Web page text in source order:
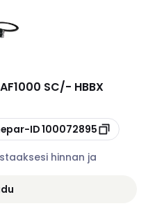
SC/- HBBX
ID100072895
hinnan ja